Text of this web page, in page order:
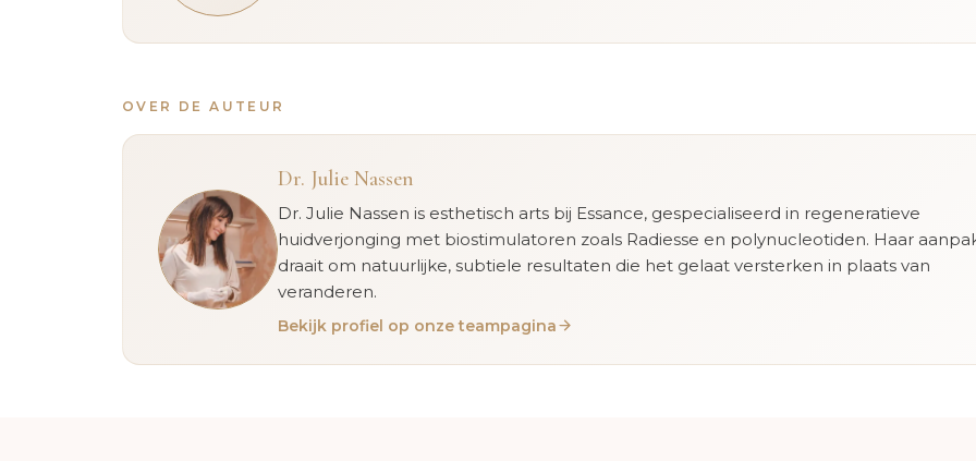
OVER DE AUTEUR
Dr. Julie Nassen
Dr. Julie Nassen is esthetisch arts bij Essance, gespecialiseerd in regeneratieve
huidverjonging met biostimulatoren zoals Radiesse en polynucleotiden. Haar
draait om natuurlijke, subtiele resultaten die het gelaat versterken in plaats van
veranderen.
Bekijk profiel op onze teampagina